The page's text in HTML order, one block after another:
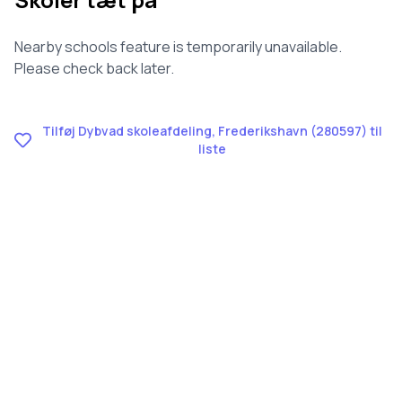
Nearby schools feature is temporarily unavailable.
Please check back later.
Tilføj Dybvad skoleafdeling, Frederikshavn (280597) til
liste